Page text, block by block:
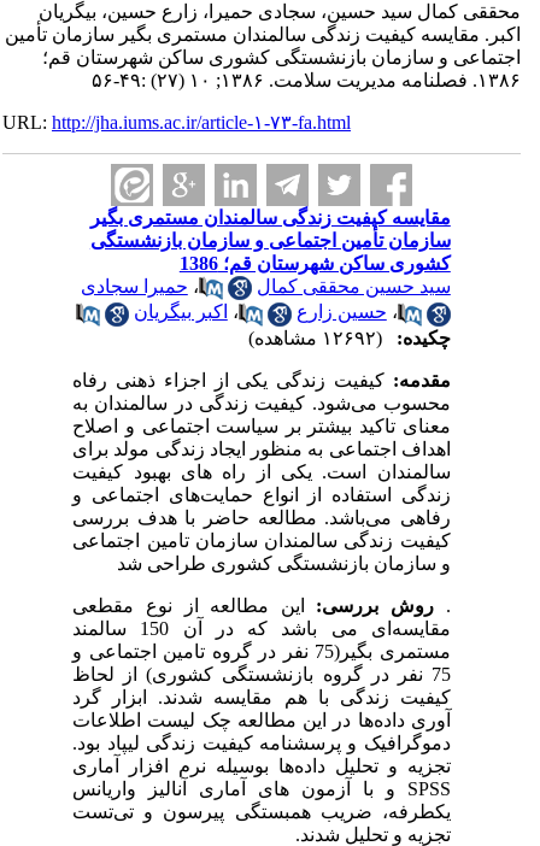
محققی کمال سید حسین، سجادی حمیرا، زارع حسین، بیگریان
اکبر. مقایسه کیفیت زندگی سالمندان مستمری بگیر سازمان تأمین
اجتماعی و سازمان بازنشستگی کشوری ساکن شهرستان قم؛
۱۳۸۶. فصلنامه مدیریت سلامت. ۱۳۸۶; ۱۰ (۲۷) :۴۹-۵۶
URL:http://jha.iums.ac.ir/article-۱-۷۳-fa.html
مقایسه کیفیت زندگی سالمندان مستمری بگیر
سازمان تأمین اجتماعی و سازمان بازنشستگی
کشوری ساکن شهرستان قم؛ 1386
سید حسین محققی کمال
،حمیرا سجادی
،حسین زارع ،اکبر بیگریان
چکیده:
مقدمه:کیفیت زندگی یکی از اجزاء ذهنی رفاه
محسوب می‌شود. کیفیت زندگی در سالمندان به
معنای تاکید بیشتر بر سیاست اجتماعی و اصلاح
اهداف اجتماعی به منظور ایجاد زندگی مولد برای
سالمندان است. یکی از راه های بهبود کیفیت
زندگی استفاده از انواع حمایت‌های اجتماعی و
رفاهی می‌باشد. مطالعه حاضر با هدف بررسی
کیفیت زندگی سالمندان سازمان تامین اجتماعی
و سازمان بازنشستگی کشوری طراحی شد
.روش بررسی: این مطالعه از نوع مقطعی
مقایسه‌ای می باشد که در آن 150 سالمند
مستمری بگیر(75 نفر در گروه تامین اجتماعی و
75 نفر در گروه بازنشستگی کشوری) از لحاظ
کیفیت زندگی با هم مقایسه شدند. ابزار گرد
آوری داده‌ها در این مطالعه چک لیست اطلاعات
دموگرافیک و پرسشنامه کیفیت زندگی لیپاد بود.
تجزیه و تحلیل داده‌ها بوسیله نرم افزار آماری
SPSS و با آزمون های آماری آنالیز واریانس
یکطرفه، ضریب همبستگی پیرسون و تی‌تست
تجزیه و تحلیل شدند.